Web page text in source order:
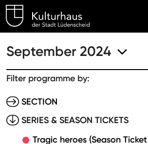
September 2024
Filter programme by:
SECTION
SERIES & SEASON TICKETS
Tragic heroes (Season